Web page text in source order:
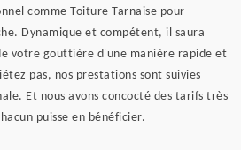
comme Toiture Tarnaise pour
Dynamique et compétent, il saura
votre gouttière d'une manière rapide et
pas, nos prestations sont suivies
Et nous avons concocté des tarifs très
puisse en bénéficier.